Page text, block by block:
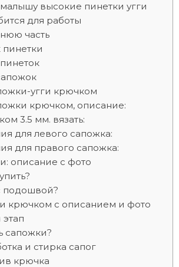
малышу высокие пинетки угги
для работы
часть
угги крючком
крючком, описание:
3.5 мм. вязать:
для левого сапожка:
для правого сапожка:
описание с фото
подошвой?
крючком с описанием и фото
сапожки?
и стирка сапог
крючка